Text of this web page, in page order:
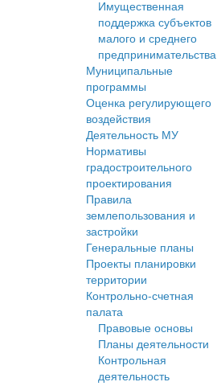
Имущественная
поддержка субъектов
малого и среднего
предпринимательства
Муниципальные
программы
Оценка регулирующего
воздействия
Деятельность МУ
Нормативы
градостроительного
проектирования
Правила
землепользования и
застройки
Генеральные планы
Проекты планировки
территории
Контрольно-счетная
палата
Правовые основы
Планы деятельности
Контрольная
деятельность